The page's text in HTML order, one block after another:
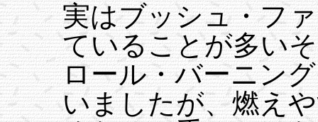
実はブッシュ・フ
ていることが多い
ロール・バーニン
いましたが、燃え